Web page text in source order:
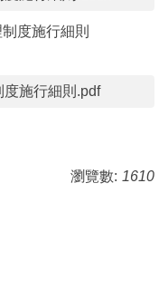
度施行細則
度施行細則.pdf
瀏覽數: 1610